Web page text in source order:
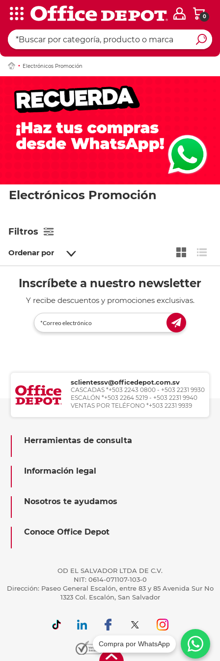
0
Electrónicos Promoción
Electrónicos Promoción
Filtros
Ordenar por
Inscríbete a nuestro newsletter
Y recibe descuentos y promociones exclusivas.
sclientessv@officedepot.com.sv
CASCADAS *+503 2243 0800 - +503 2231 9930
ESCALÓN *+503 2264 5219 - +503 2231 9940
VENTAS POR TELÉFONO *+503 2231 9939
Herramientas de consulta
Información legal
Nosotros te ayudamos
Conoce Office Depot
OD EL SALVADOR LTDA DE C.V.
NIT: 0614-071107-103-0
Dirección: Paseo General Escalón, entre 83 y 85 Avenida Sur No
1323 Col. Escalón, San Salvador
Compra por WhatsApp